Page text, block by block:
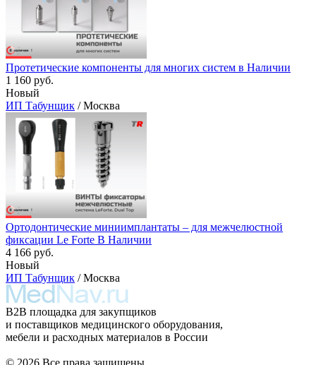
Протетические компоненты для многих систем в Наличии
1 160 руб.
Новый
ИП Табунщик / Москва
Ортодонтические миниимплантаты – для межчелюстной
фиксации Le Forte В Наличии
4 166 руб.
Новый
ИП Табунщик / Москва
B2B площадка для закупщиков
и поставщиков медицинского оборудования,
мебели и расходных материалов в России
© 2026 Все права защищены.